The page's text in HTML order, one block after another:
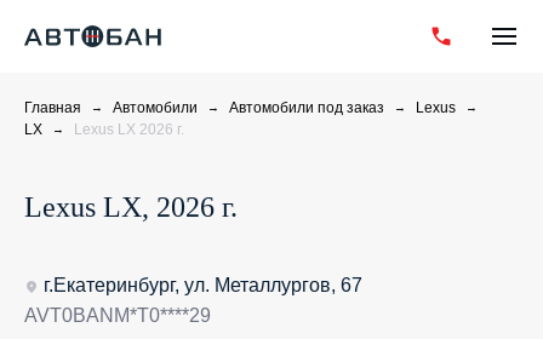
Главная Автомобили Автомобили под заказ
Lexus
LX
Lexus LX 2026 г.
Lexus LX, 2026 г.
г.Екатеринбург, ул. Металлургов, 67
AVT0BANM*T0****29